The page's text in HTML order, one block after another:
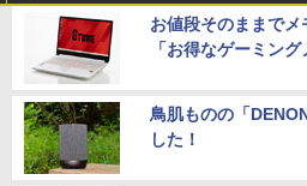
お値段そのままで
「お得なゲーミング
鳥肌ものの「
した！